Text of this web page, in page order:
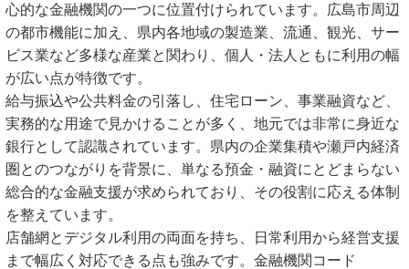
心的な金融機関の一つに位置付けられています。広島市周辺
の都市機能に加え、県内各地域の製造業、流通、観光、サー
ビス業など多様な産業と関わり、個人・法人ともに利用の幅
が広い点が特徴です。
給与振込や公共料金の引落し、住宅ローン、事業融資など、
実務的な用途で見かけることが多く、地元では非常に身近な
銀行として認識されています。県内の企業集積や瀬戸内経済
圏とのつながりを背景に、単なる預金・融資にとどまらない
総合的な金融支援が求められており、その役割に応える体制
を整えています。
店舗網とデジタル利用の両面を持ち、日常利用から経営支援
まで幅広く対応できる点も強みです。金融機関コード